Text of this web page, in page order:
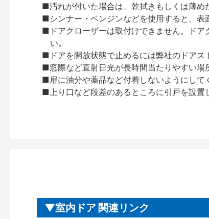
■汚れが付いた場合は、乾拭きもしくは薄め
■シンナー・ベンジンなどを使用すると、表
■ドアクローザーは取付けできません。ド
い。
■ドアを開放状態で止めるには弊社のドアス
■窓際など直射日光が長時間当たりやすい場
■扉に油分や薬品など付着しないようにして
■上り口など段差のあるところに引戸を設置
室内ドア 関連リンク